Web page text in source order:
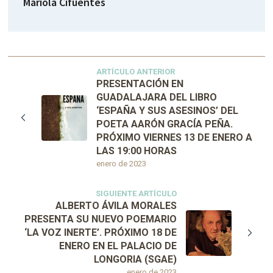
ARTÍCULO ANTERIOR
enero de 2023
PRESENTACIÓN EN
GUADALAJARA DEL LIBRO
‘ESPAÑA Y SUS ASESINOS’ DEL
POETA AARÓN GRACÍA PEÑA.
PRÓXIMO VIERNES 13 DE ENERO A
LAS 19:00 HORAS
SIGUIENTE ARTÍCULO
ALBERTO ÁVILA MORALES
PRESENTA SU NUEVO POEMARIO
‘LA VOZ INERTE’. PRÓXIMO 18 DE
ENERO EN EL PALACIO DE
LONGORIA (SGAE)